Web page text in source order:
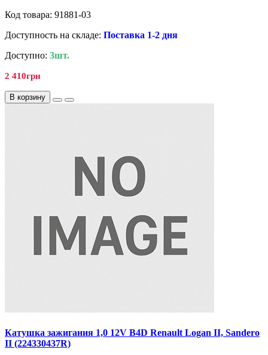
Код товара: 91881-03
Доступность на складе: Поставка 1-2 дня
Доступно: 3шт.
2 410грн
В корзину
Катушка зажигания 1,0 12V B4D Renault Logan II, Sandero
II (224330437R)